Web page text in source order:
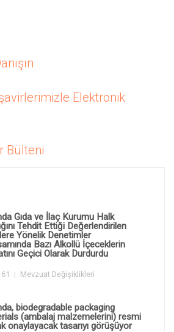
Elektronik
Bülteni
Gıda ve İlaç Kurumu Halk
Tehdit Ettiği Değerlendirilen
Yönelik Denetimler
Bazı Alkollü İçeceklerin
Geçici Olarak Durdurdu
61 Mevzuat Değişiklikleri
biodegradable packaging
(ambalaj malzemelerini) resmi
onaylayacak tasarıyı görüşüyor